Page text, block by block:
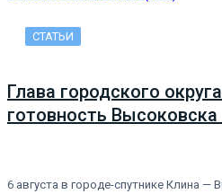
СТАТЬИ
Глава городского
готовность
6 августа в городе-спутнике Клина —